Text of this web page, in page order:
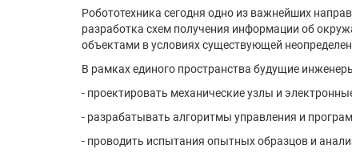
Робототехника сегодня одно из важнейших
разработка схем получения информации об
объектами в условиях существующей
В рамках единого пространства будущие
- проектировать механические узлы и
- разрабатывать алгоритмы управления и
- проводить испытания опытных образцов и